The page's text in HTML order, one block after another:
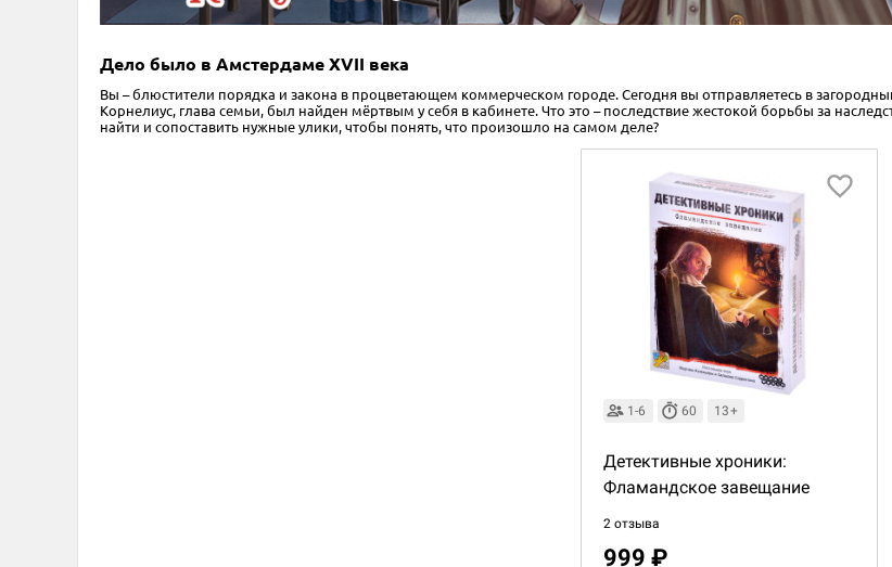
Дело было в Амстердаме XVII века
Вы – блюстители порядка и закона в процветающем коммерческом городе. Сегодня вы отправляетесь в
Корнелиус, глава семьи, был найден мёртвым у себя в кабинете. Что это – последствие жестокой борьбы за
найти и сопоставить нужные улики, чтобы понять, что произошло на самом деле?
1-6 60 13+
Детективные хроники:
Фламандское завещание
2 отзыва
999 ₽